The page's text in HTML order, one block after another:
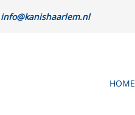
info@kanishaarlem.nl
HOME